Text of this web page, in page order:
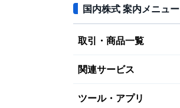
国内株式 案内メニュー
取引・商品一覧
関連サービス
ツール・アプリ